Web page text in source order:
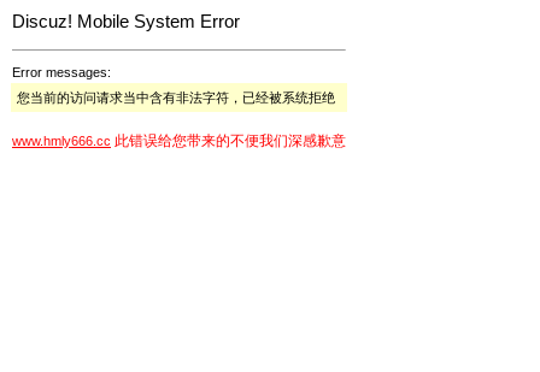
Discuz! Mobile System Error
Error messages:
您当前的访问请求当中含有非法字符，已经被系统拒绝
www.hmly666.cc 此错误给您带来的不便我们深感歉意